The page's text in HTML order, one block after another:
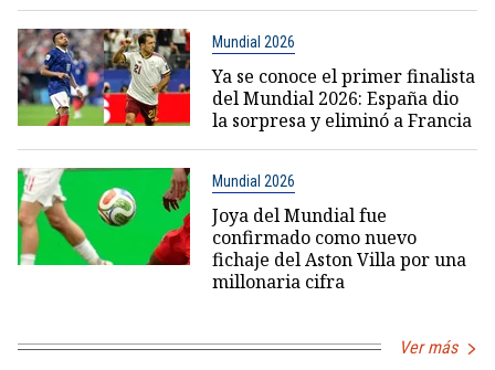
Mundial 2026
Ya se conoce el primer finalista
del Mundial 2026: España dio
la sorpresa y eliminó a Francia
Mundial 2026
Joya del Mundial fue
confirmado como nuevo
fichaje del Aston Villa por una
millonaria cifra
Ver más